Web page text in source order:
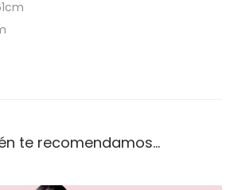
te recomendamos…